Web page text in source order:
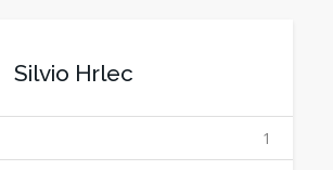
Silvio Hrlec
1